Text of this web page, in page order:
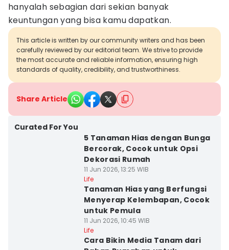
hanyalah sebagian dari sekian banyak
keuntungan yang bisa kamu dapatkan.
This article is written by our community writers and has been
carefully reviewed by our editorial team. We strive to provide
the most accurate and reliable information, ensuring high
standards of quality, credibility, and trustworthiness.
Share Article
Curated For You
5 Tanaman Hias dengan Bunga
Bercorak, Cocok untuk Opsi
Dekorasi Rumah
11 Jun 2026, 13:25 WIB
Life
Tanaman Hias yang Berfungsi
Menyerap Kelembapan, Cocok
untuk Pemula
11 Jun 2026, 10:45 WIB
Life
Cara Bikin Media Tanam dari